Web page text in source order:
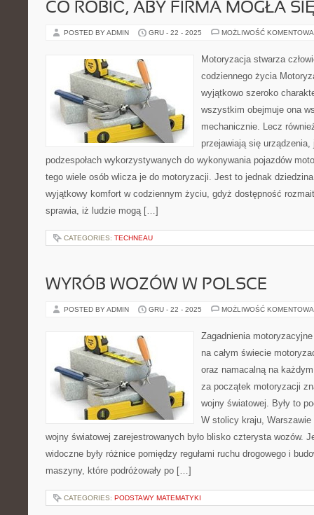
CO ROBIĆ, ABY FIRMA MOGŁA
POSTED BY ADMIN GRU - 22 - 2025 MOŻLIWOŚĆ
Motoryzacja stwarza
codziennego życia
wyjątkowo szeroko
wszystkim obejmuje ona
mechanicznie. Lecz
przejawiają się urządzenia,
podzespołach wykorzystywanych do wykonywania pojazdów
tego wiele osób wlicza je do motoryzacji. Jest to jednak
wyjątkowy komfort w codziennym życiu, gdyż dostępność
sprawia, iż ludzie mogą […]
CATEGORIES: TECHNEAU
WYRÓB WOZÓW W POLSCE
POSTED BY ADMIN GRU - 22 - 2025 MOŻLIWOŚĆ
Zagadnienia
na całym świecie
oraz namacalną na
za początek motoryzacji
wojny światowej. Były to
W stolicy kraju,
wojny światowej zarejestrowanych było blisko czterysta wozów.
widoczne były różnice pomiędzy regułami ruchu drogowego i
maszyny, które podróżowały po […]
CATEGORIES: PODSTAWY MATEMATYKI